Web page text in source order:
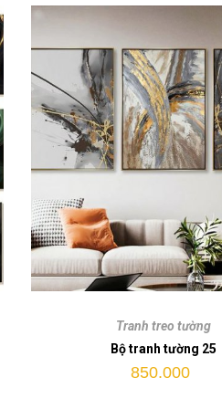
Tranh treo tường
Bộ tranh tường 25
850.000